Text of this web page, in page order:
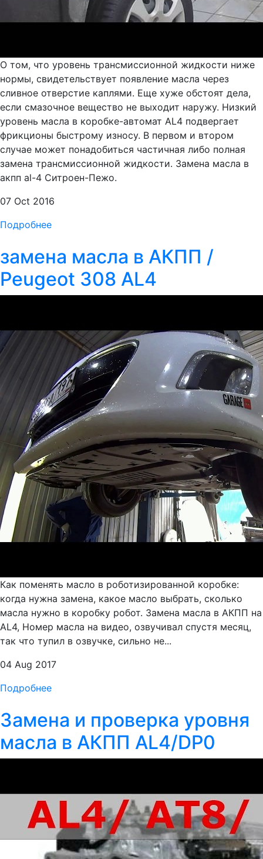
О том, что уровень трансмиссионной жидкости ниже
нормы, свидетельствует появление масла через
сливное отверстие каплями. Еще хуже обстоят дела,
если смазочное вещество не выходит наружу. Низкий
уровень масла в коробке-автомат AL4 подвергает
фрикционы быстрому износу. В первом и втором
случае может понадобиться частичная либо полная
замена трансмиссионной жидкости. Замена масла в
акпп al-4 Ситроен-Пежо.
07 Oct 2016
Подробнее
замена масла в АКПП /
Peugeot 308 AL4
Как поменять масло в роботизированной коробке:
когда нужна замена, какое масло выбрать, сколько
масла нужно в коробку робот. Замена масла в АКПП на
AL4, Номер масла на видео, озвучивал спустя месяц,
так что тупил в озвучке, сильно не...
04 Aug 2017
Подробнее
Замена и проверка уровня
масла в АКПП AL4/DP0